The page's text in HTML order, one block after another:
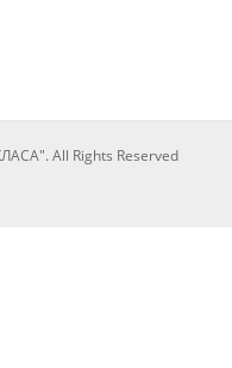
All Rights Reserved